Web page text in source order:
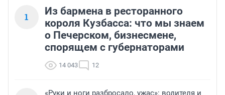
1
Из бармена в ресторанного
короля Кузбасса: что мы знаем
о Печерском, бизнесмене,
спорящем с губернаторами
14 043 12
«Руки и ноги разбросало, ужас»: водителя и